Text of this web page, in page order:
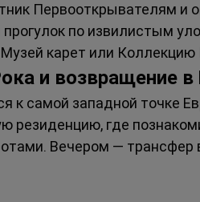
Первооткрывателям и
по извилистым
карет или Коллекцию
и возвращение в
к самой западной точке
резиденцию, где
Вечером — трансфер